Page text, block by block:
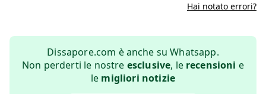
Hai notato errori?
Dissapore.com è anche su Whatsapp.
Non perderti le nostre esclusive, le recensioni e
le migliori notizie